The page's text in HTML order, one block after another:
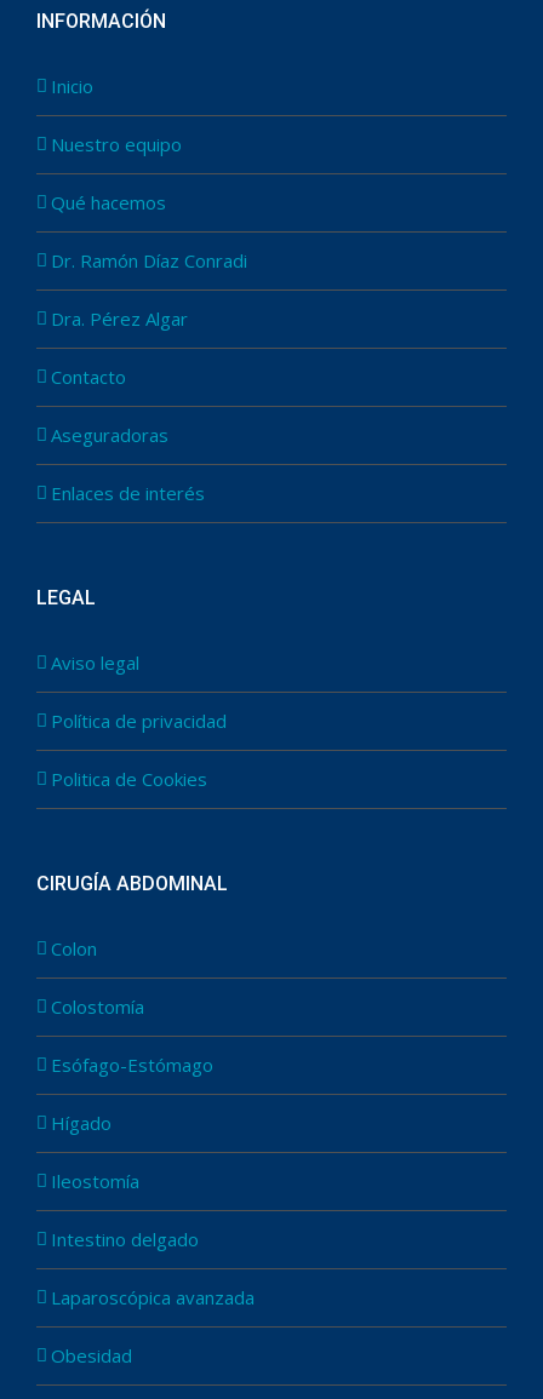
INFORMACIÓN
Inicio
Nuestro equipo
Qué hacemos
Dr. Ramón Díaz Conradi
Dra. Pérez Algar
Contacto
Aseguradoras
Enlaces de interés
LEGAL
Aviso legal
Política de privacidad
Politica de Cookies
CIRUGÍA ABDOMINAL
Colon
Colostomía
Esófago-Estómago
Hígado
Ileostomía
Intestino delgado
Laparoscópica avanzada
Obesidad